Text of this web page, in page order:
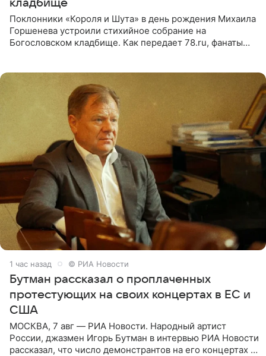
кладбище
Поклонники «Короля и Шута» в день рождения Михаила
Горшенева устроили стихийное собрание на
Богословском кладбище. Как передает 78.ru, фанаты
1 час назад © РИА Новости
Бутман рассказал о проплаченных
протестующих на своих концертах в ЕС и
США
МОСКВА, 7 авг — РИА Новости. Народный артист
России, джазмен Игорь Бутман в интервью РИА Новости
рассказал, что число демонстрантов на его концертах в